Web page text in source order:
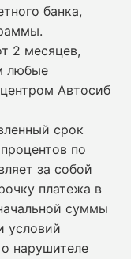
банка,
2 месяцев,
любые
Автосиб
срок
по
за собой
платежа в
суммы
условий
нарушителе